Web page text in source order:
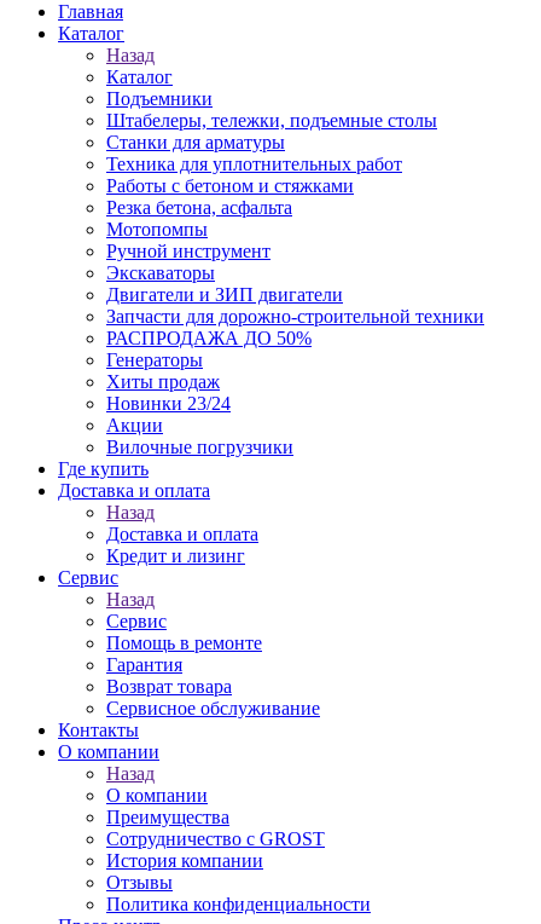
Главная
Каталог
Назад
Каталог
Подъемники
Штабелеры, тележки, подъемные столы
Станки для арматуры
Техника для уплотнительных работ
Работы с бетоном и стяжками
Резка бетона, асфальта
Мотопомпы
Ручной инструмент
Экскаваторы
Двигатели и ЗИП двигатели
Запчасти для дорожно-строительной техники
РАСПРОДАЖА ДО 50%
Генераторы
Хиты продаж
Новинки 23/24
Акции
Вилочные погрузчики
Где купить
Доставка и оплата
Назад
Доставка и оплата
Кредит и лизинг
Сервис
Назад
Сервис
Помощь в ремонте
Гарантия
Возврат товара
Сервисное обслуживание
Контакты
О компании
Назад
О компании
Преимущества
Сотрудничество с GROST
История компании
Отзывы
Политика конфиденциальности